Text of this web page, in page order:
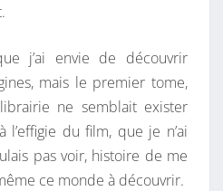
,
P
R
E
M
j’ai envie de découvrir
mais le premier tome,
ne semblait exister
l’effigie du film, que je n’ai
pas voir, histoire de me
ce monde à découvrir.